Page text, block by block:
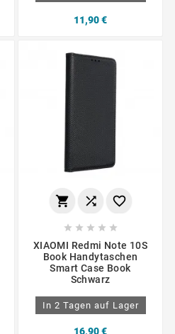
11,90 €
  
    
XIAOMI Redmi Note 10S
Book Handytaschen
Smart Case Book
Schwarz
In 2 Tagen auf Lager
16,90 €